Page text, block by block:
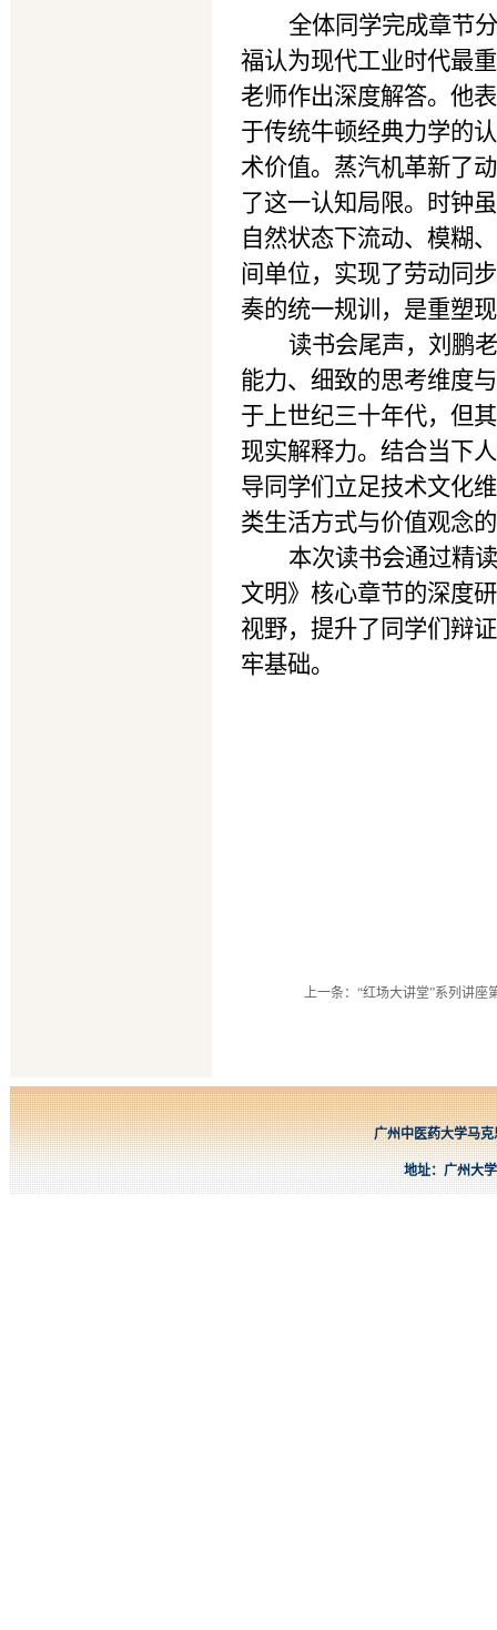
全体同学完成章节
福认为现代工业时代最
老师作出深度解答。他
于传统牛顿经典力学的
术价值。蒸汽机革新了
了这一认知局限。时钟
自然状态下流动、模糊
间单位，实现了劳动同
奏的统一规训，是重塑
读书会尾声，刘鹏
能力、细致的思考维度
于上世纪三十年代，但
现实解释力。结合当下
导同学们立足技术文化
类生活方式与价值观念
本次读书会通过精
文明》核心章节的深度
视野，提升了同学们辩
牢基础。
上一条： “红场大讲堂”系列讲座
广州中医药大学马
地址：广州大